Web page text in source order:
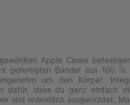
Apple Cases
gefertigten Bänder aus 100 %
um den Körper.
dafür, dass du ganz einfach
und ordentlich ausgerichtet.